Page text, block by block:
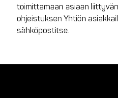
toimittamaan asiaan
ohjeistuksen Yhtiön
sähköpostitse.